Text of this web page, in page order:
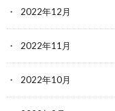
2022年12月
2022年11月
2022年10月